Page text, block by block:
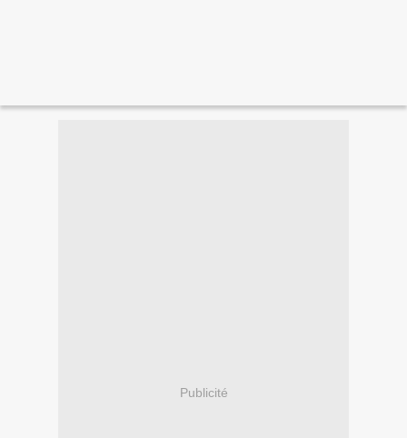
Publicité